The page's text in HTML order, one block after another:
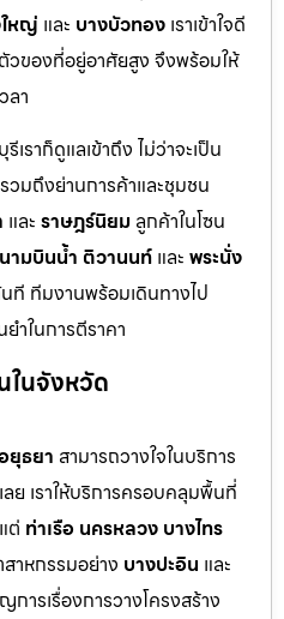
หญ่ และ บางบัวทอง เราเข้าใจดี
วของที่อยู่อาศัยสูง จึงพร้อมให้
ลา
ราก็ดูแลเข้าถึง ไม่ว่าจะเป็น
รวมถึงย่านการค้าและชุมชน
และ ราษฎร์นิยม ลูกค้าในโซน
ามบินน้ำ ติวานนท์ และ พระนั่ง
ที ทีมงานพร้อมเดินทางไป
ำในการตีราคา
ในจังหวัด
ยุธยา สามารถวางใจในบริการ
ลย เราให้บริการครอบคลุมพื้นที่
ต่ ท่าเรือ นครหลวง บางไทร
าหกรรมอย่าง บางปะอิน และ
ารเรื่องการวางโครงสร้าง